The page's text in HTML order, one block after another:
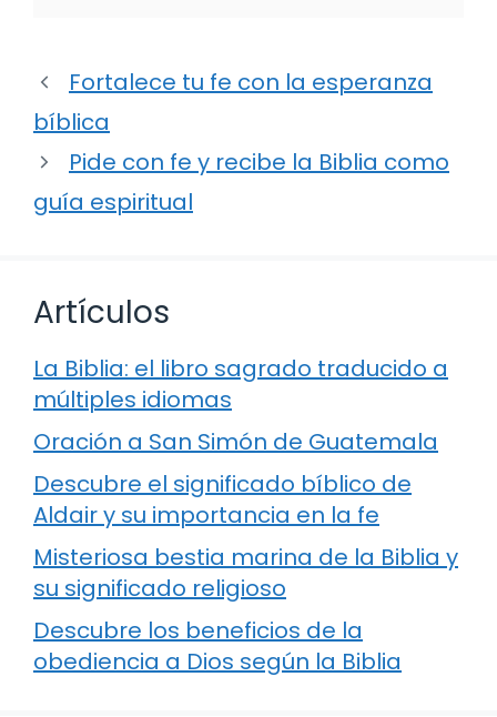
Fortalece tu fe con la esperanza
bíblica
Pide con fe y recibe la Biblia como
guía espiritual
Artículos
La Biblia: el libro sagrado traducido a
múltiples idiomas
Oración a San Simón de Guatemala
Descubre el significado bíblico de
Aldair y su importancia en la fe
Misteriosa bestia marina de la Biblia y
su significado religioso
Descubre los beneficios de la
obediencia a Dios según la Biblia